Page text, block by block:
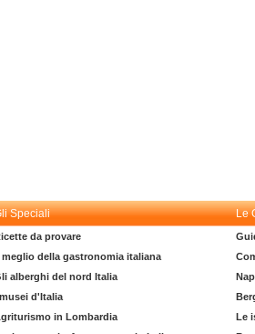
Speciali Le
da provare
meglio della gastronomia italiana
alberghi del nord Italia
d'Italia
in Lombardia
Le